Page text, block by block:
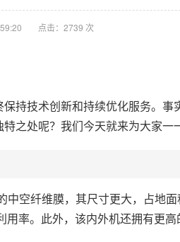
点击：2739 次
持技术创新和持续优化服务。事
之处呢？我们今天就来为大家一
空纤维膜，其尺寸更大，占地
率。此外，该内外机还拥有更